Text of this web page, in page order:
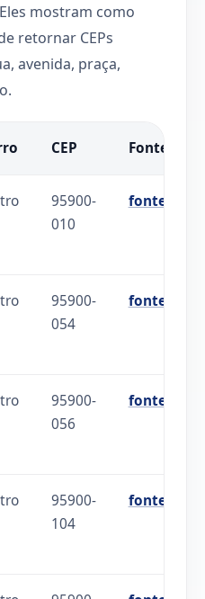
mostram como
retornar CEPs
avenida, praça,
CEP Fonte
95900-
010
fonte
95900-
054
fonte
95900-
056
fonte
95900-
104
fonte